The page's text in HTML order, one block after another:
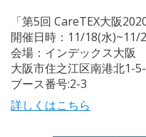
「第5回 CareTEX大阪2020
開催日時：11/18(水)~11/
会場：インデックス大阪
大阪市住之江区南港北1-
ブース番号:2-3
詳しくはこちら